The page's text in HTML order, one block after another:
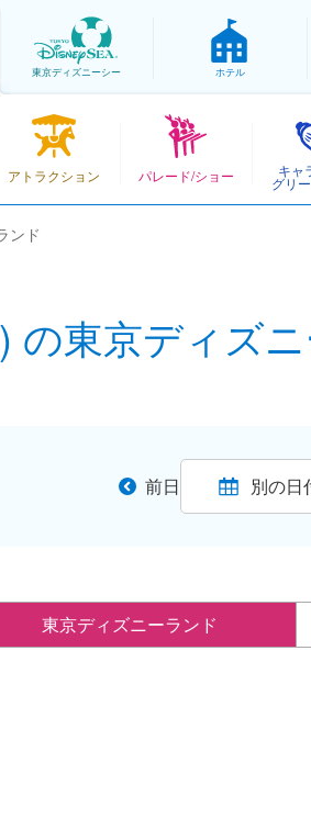
東京ディズニーシー ホテル
アトラクション パレード/ショー キャ
グリ
ンド
の東京ディズ
前日 別の日
東京ディズニーランド